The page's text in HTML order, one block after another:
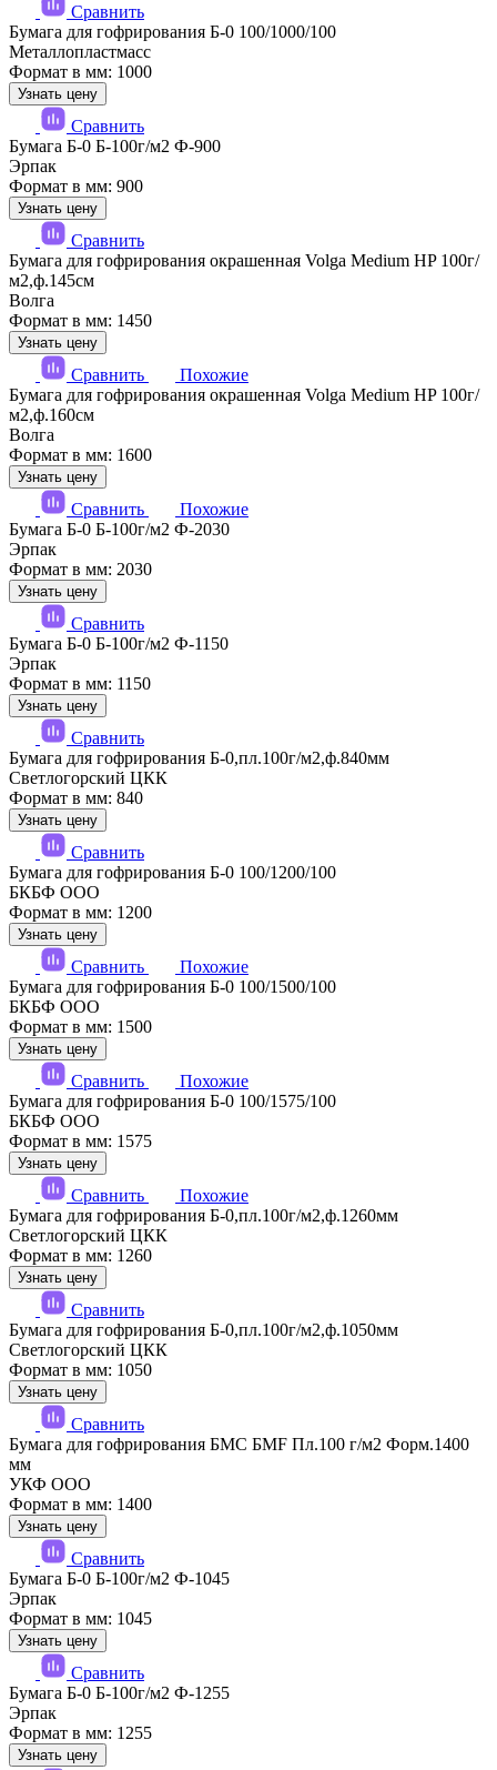
Сравнить
Бумага для гофрирования Б-0 100/1000/100
Металлопластмасс
Формат в мм: 1000
Узнать цену
Сравнить
Бумага Б-0 Б-100г/м2 Ф-900
Эрпак
Формат в мм: 900
Узнать цену
Сравнить
Бумага для гофрирования окрашенная Volga Medium HP 100г/
м2,ф.145см
Волга
Формат в мм: 1450
Узнать цену
Сравнить
Похожие
Бумага для гофрирования окрашенная Volga Medium HP 100г/
м2,ф.160см
Волга
Формат в мм: 1600
Узнать цену
Сравнить
Похожие
Бумага Б-0 Б-100г/м2 Ф-2030
Эрпак
Формат в мм: 2030
Узнать цену
Сравнить
Бумага Б-0 Б-100г/м2 Ф-1150
Эрпак
Формат в мм: 1150
Узнать цену
Сравнить
Бумага для гофрирования Б-0,пл.100г/м2,ф.840мм
Светлогорский ЦКК
Формат в мм: 840
Узнать цену
Сравнить
Бумага для гофрирования Б-0 100/1200/100
БКБФ ООО
Формат в мм: 1200
Узнать цену
Сравнить
Похожие
Бумага для гофрирования Б-0 100/1500/100
БКБФ ООО
Формат в мм: 1500
Узнать цену
Сравнить
Похожие
Бумага для гофрирования Б-0 100/1575/100
БКБФ ООО
Формат в мм: 1575
Узнать цену
Сравнить
Похожие
Бумага для гофрирования Б-0,пл.100г/м2,ф.1260мм
Светлогорский ЦКК
Формат в мм: 1260
Узнать цену
Сравнить
Бумага для гофрирования Б-0,пл.100г/м2,ф.1050мм
Светлогорский ЦКК
Формат в мм: 1050
Узнать цену
Сравнить
Бумага для гофрирования БМС БМF Пл.100 г/м2 Форм.1400
мм
УКФ ООО
Формат в мм: 1400
Узнать цену
Сравнить
Бумага Б-0 Б-100г/м2 Ф-1045
Эрпак
Формат в мм: 1045
Узнать цену
Сравнить
Бумага Б-0 Б-100г/м2 Ф-1255
Эрпак
Формат в мм: 1255
Узнать цену